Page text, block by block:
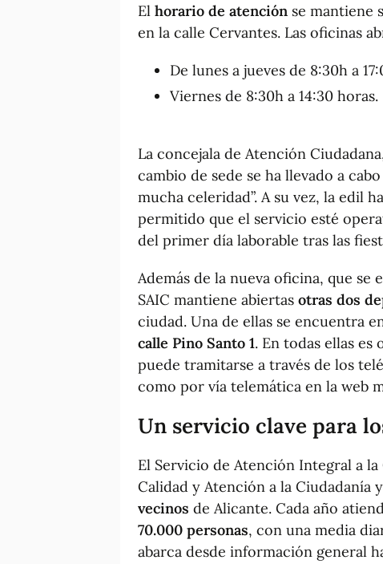
El horario de atención se mantiene
en la calle Cervantes. Las oficinas
De lunes a jueves de 8:30h a
Viernes de 8:30h a 14:30 horas.
La concejala de Atención
cambio de sede se ha llevado a
mucha celeridad”. A su vez, la edil
permitido que el servicio esté
del primer día laborable tras las
Además de la nueva oficina, que
SAIC mantiene abiertas otras dos
ciudad. Una de ellas se encuentra
calle Pino Santo 1. En todas ellas es
puede tramitarse a través de los
como por vía telemática en la web
Un servicio clave para
El Servicio de Atención Integral a
Calidad y Atención a la Ciudadanía
vecinos de Alicante. Cada año
70.000 personas, con una media
abarca desde información general